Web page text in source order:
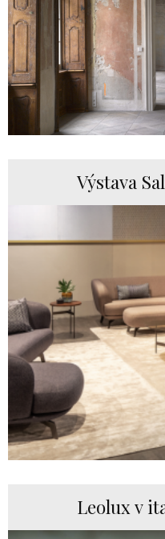
Výstava
Leolux v